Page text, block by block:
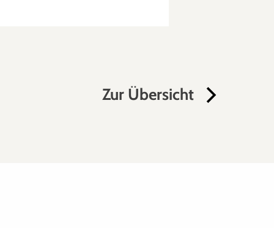
Zur Übersicht